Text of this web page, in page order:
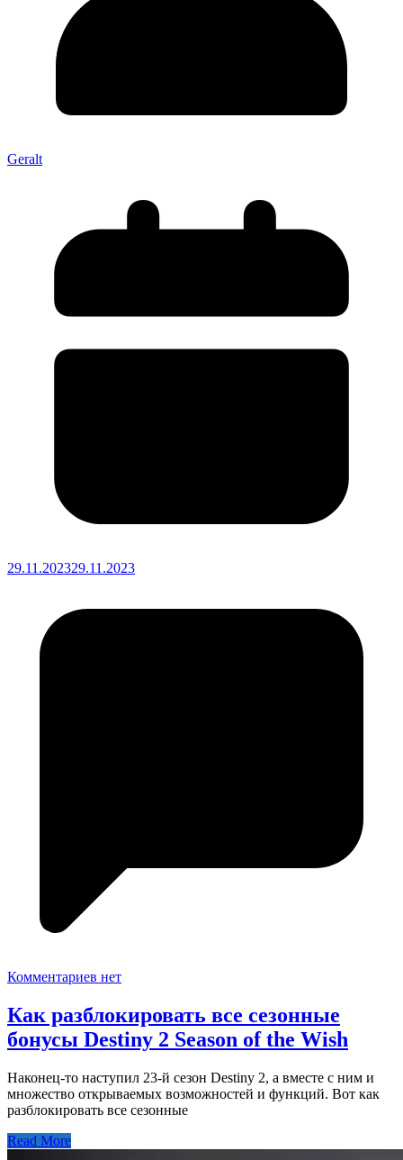
Geralt
29.11.202329.11.2023
Комментариев нет
Как разблокировать все сезонные
бонусы Destiny 2 Season of the Wish
Наконец-то наступил 23-й сезон Destiny 2, а вместе с ним и
множество открываемых возможностей и функций. Вот как
разблокировать все сезонные
Read More